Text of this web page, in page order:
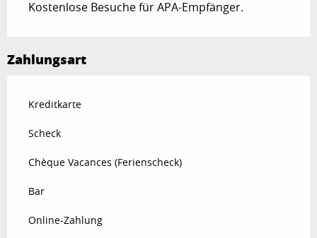
Kostenlose Besuche für APA-Empfänger.
Zahlungsart
Kreditkarte
Scheck
Chèque Vacances (Ferienscheck)
Bar
Online-Zahlung